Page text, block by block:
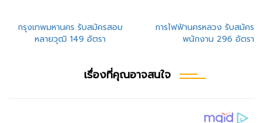
แนะแนว
เรื่อง
กรุงเทพมหานคร รับสมัครสอบ
หลายวุฒิ 149 อัตรา
การไฟฟ้านครหลวง รับสมัคร
พนักงาน 296 อัตรา
เรื่องที่คุณอาจสนใจ